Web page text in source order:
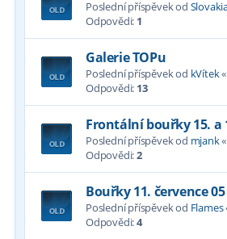
Poslední příspěvek od
Odpovědi: 1
Galerie TOPu
Poslední příspěvek od kVítek«
Odpovědi: 13
Frontální bouřky 15. a
Poslední příspěvek od mjank«
Odpovědi:2
Bouřky 11. července 05
Poslední příspěvek od Flames
Odpovědi:4